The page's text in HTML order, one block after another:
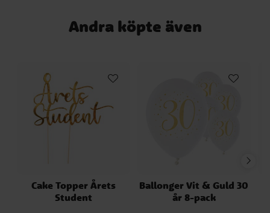
Andra köpte även
Cake Topper Årets
Student
Ballonger Vit & Guld 30
år 8-pack